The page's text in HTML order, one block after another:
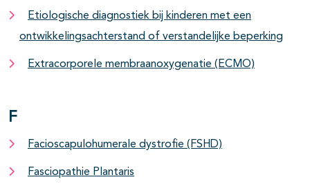
Etiologische diagnostiek bij kinderen met een
ontwikkelingsachterstand of verstandelijke beperking
Extracorporele membraanoxygenatie (ECMO)
F
Facioscapulohumerale dystrofie (FSHD)
Fasciopathie Plantaris